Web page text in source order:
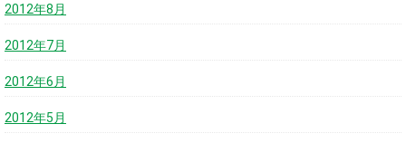
2012年8月
2012年7月
2012年6月
2012年5月